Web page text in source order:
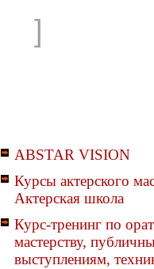
]
ABSTAR VISION
Курсы актерского
Актерская школа
Курс-тренинг по
мастерству,
выступлениям,